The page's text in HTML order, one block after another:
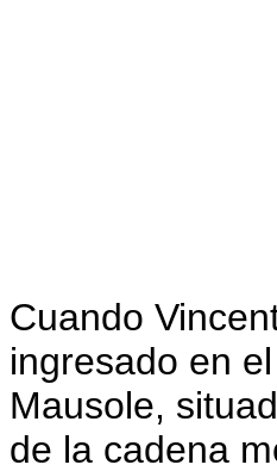
Cuando
ingresado en
Mausole,
de la cadena